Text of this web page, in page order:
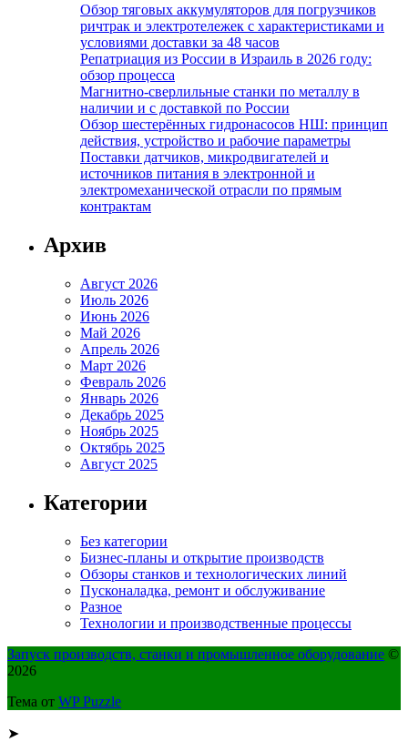
Обзор тяговых аккумуляторов для погрузчиков
ричтрак и электротележек с характеристиками и
условиями доставки за 48 часов
Репатриация из России в Израиль в 2026 году:
обзор процесса
Магнитно-сверлильные станки по металлу в
наличии и с доставкой по России
Обзор шестерённых гидронасосов НШ: принцип
действия, устройство и рабочие параметры
Поставки датчиков, микродвигателей и
источников питания в электронной и
электромеханической отрасли по прямым
контрактам
Архив
Август 2026
Июль 2026
Июнь 2026
Май 2026
Апрель 2026
Март 2026
Февраль 2026
Январь 2026
Декабрь 2025
Ноябрь 2025
Октябрь 2025
Август 2025
Категории
Без категории
Бизнес-планы и открытие производств
Обзоры станков и технологических линий
Пусконаладка, ремонт и обслуживание
Разное
Технологии и производственные процессы
Запуск производств, станки и промышленное оборудование ©
2026
Тема от WP Puzzle
➤